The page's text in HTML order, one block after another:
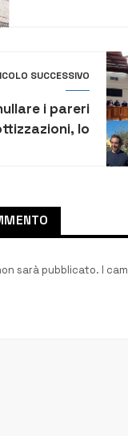
SUCCESSIVO
i pareri
lo
sarà pubblicato. I